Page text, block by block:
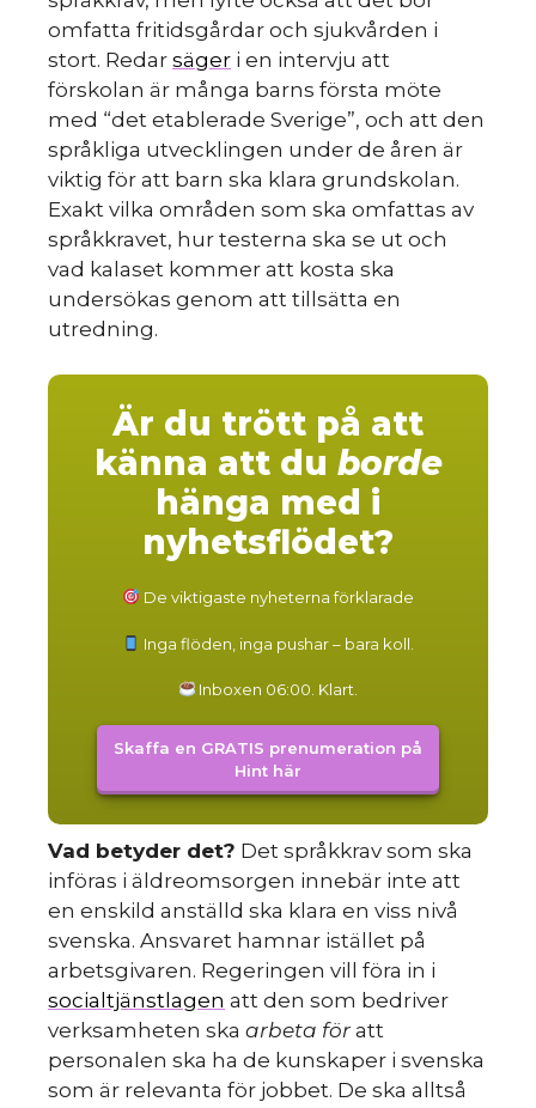
omfatta fritidsgårdar och sjukvården i
stort. Redar säger i en intervju att
förskolan är många barns första möte
med “det etablerade Sverige”, och att den
språkliga utvecklingen under de åren är
viktig för att barn ska klara grundskolan.
Exakt vilka områden som ska omfattas av
språkkravet, hur testerna ska se ut och
vad kalaset kommer att kosta ska
undersökas genom att tillsätta en
utredning.
Är du trött på att
känna att du borde
hänga med i
nyhetsflödet?
De viktigaste nyheterna förklarade
Inga flöden, inga pushar – bara koll.
Inboxen 06:00. Klart.
Skaffa en GRATIS prenumeration på
Hint här
Vad betyder det? Det språkkrav som ska
införas i äldreomsorgen innebär inte att
en enskild anställd ska klara en viss nivå
svenska. Ansvaret hamnar istället på
arbetsgivaren. Regeringen vill föra in i
socialtjänstlagen att den som bedriver
verksamheten ska arbeta för att
personalen ska ha de kunskaper i svenska
som är relevanta för jobbet. De ska alltså